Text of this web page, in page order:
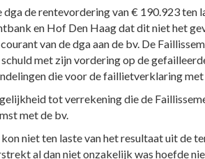
dga de rentevordering van € 190.923
en Hof Den Haag dat dit niet het
van de dga aan de bv. De
met zijn vordering op de
die voor de faillietverklaring
tot verrekening die de
met de bv.
niet ten laste van het resultaat uit de
al dan niet onzakelijk was hoefde